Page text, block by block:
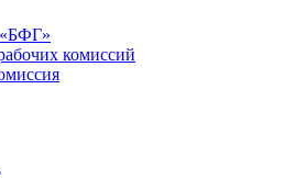
комиссий